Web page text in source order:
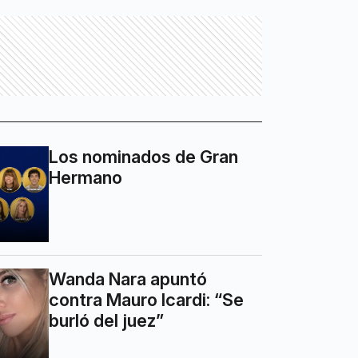
Los nominados de Gran
Hermano
Wanda Nara apuntó
contra Mauro Icardi: “Se
burló del juez”